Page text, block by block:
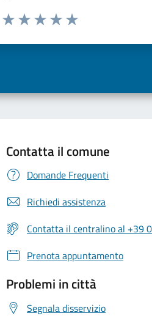
Valuta da 1 a 5 stelle la pagina
Contatta il comune
Domande Frequenti
Richiedi assistenza
Contatta il centralino al +39
Prenota appuntamento
Problemi in città
Segnala disservizio